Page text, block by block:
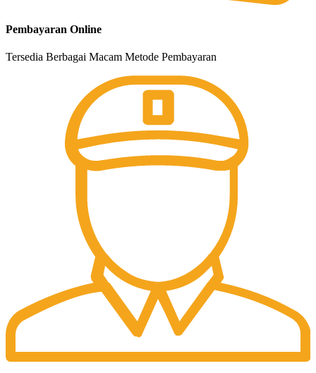
Pembayaran Online
Tersedia Berbagai Macam Metode Pembayaran